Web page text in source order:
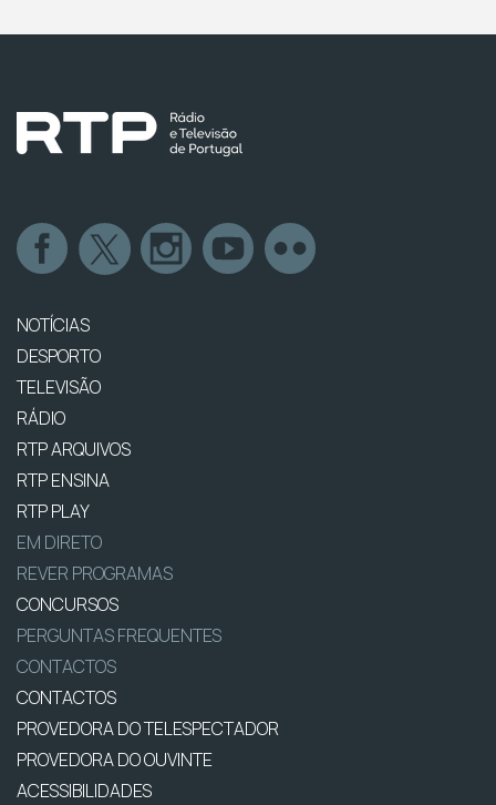
NOTÍCIAS
DESPORTO
TELEVISÃO
RÁDIO
RTP ARQUIVOS
RTP ENSINA
RTP PLAY
EM DIRETO
REVER PROGRAMAS
CONCURSOS
PERGUNTAS FREQUENTES
CONTACTOS
CONTACTOS
PROVEDORA DO TELESPECTADOR
PROVEDORA DO OUVINTE
ACESSIBILIDADES